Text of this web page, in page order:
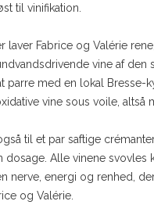
til vinifikation.
Fabrice og Valérie rene,
vine af den
parre med en lokal Bresse-
vine sous voile, altså
til et par saftige
dosage. Alle vinene svovles
nerve, energi og renhed,
og Valérie.